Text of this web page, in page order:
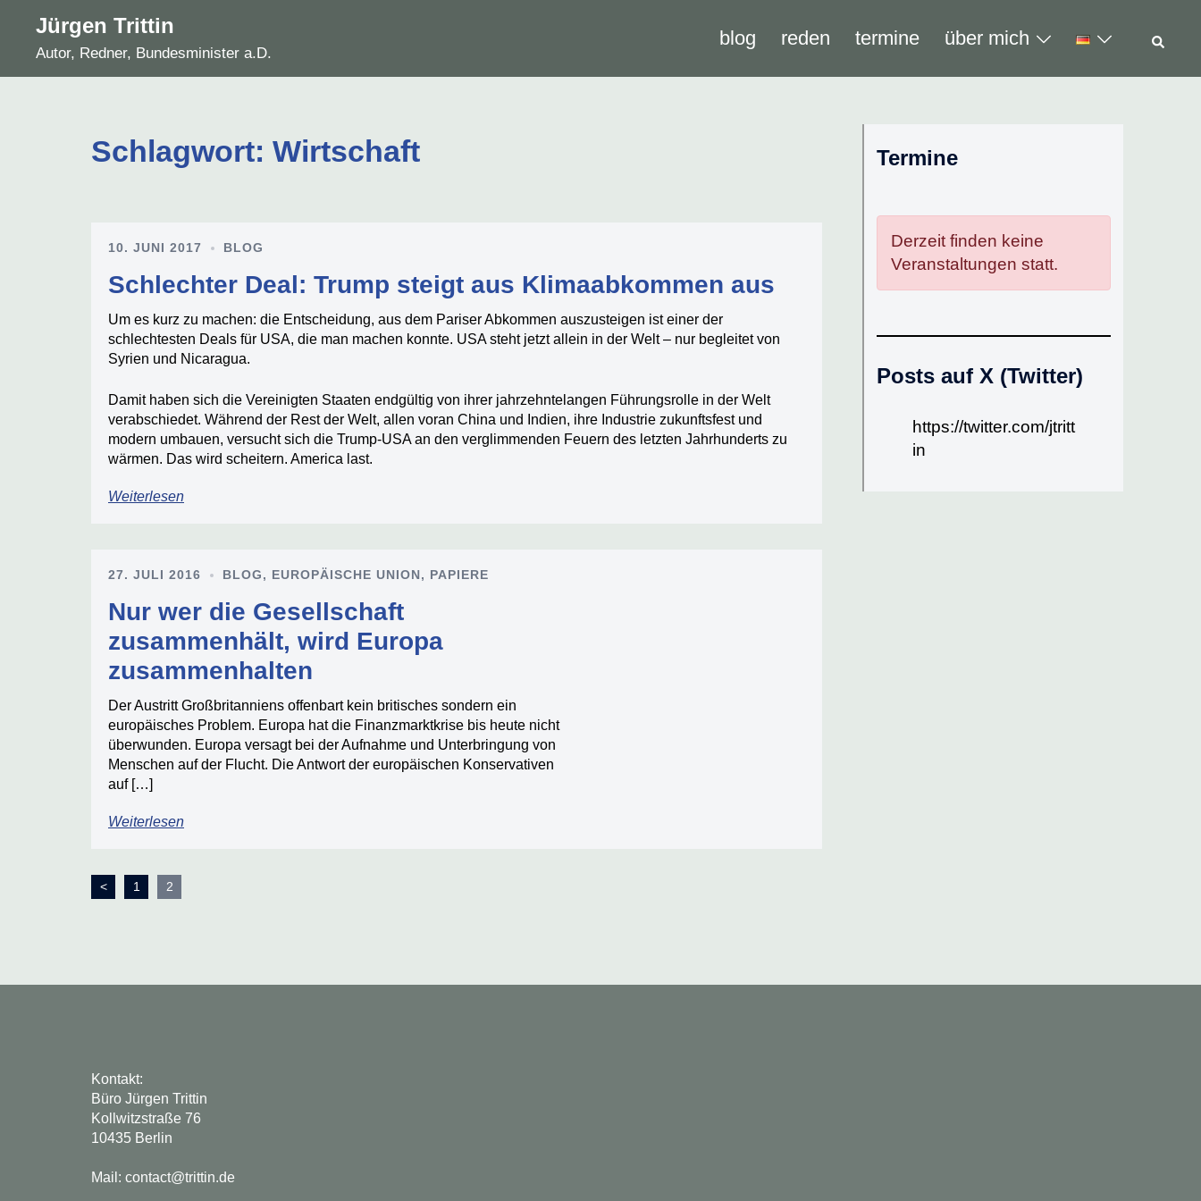
Inhalt
springen
Jürgen Trittin
Autor, Redner, Bundesminister a.D.
blog reden termine über mich
Schlagwort: Wirtschaft
10. JUNI 2017 BLOG
Schlechter Deal: Trump steigt aus Klimaabkommen aus
Um es kurz zu machen: die Entscheidung, aus dem Pariser Abkommen auszusteigen ist einer der
schlechtesten Deals für USA, die man machen konnte. USA steht jetzt allein in der Welt – nur begleitet von
Syrien und Nicaragua.
Damit haben sich die Vereinigten Staaten endgültig von ihrer jahrzehntelangen Führungsrolle in der Welt
verabschiedet. Während der Rest der Welt, allen voran China und Indien, ihre Industrie zukunftsfest und
modern umbauen, versucht sich die Trump-USA an den verglimmenden Feuern des letzten Jahrhunderts zu
wärmen. Das wird scheitern. America last.
Weiterlesen
27. JULI 2016 BLOG, EUROPÄISCHE UNION, PAPIERE
Nur wer die Gesellschaft
zusammenhält, wird Europa
zusammenhalten
Der Austritt Großbritanniens offenbart kein britisches sondern ein
europäisches Problem. Europa hat die Finanzmarktkrise bis heute nicht
überwunden. Europa versagt bei der Aufnahme und Unterbringung von
Menschen auf der Flucht. Die Antwort der europäischen Konservativen
auf […]
Weiterlesen
Seitennummerierung
< 1 2
Termine
Derzeit finden keine
Veranstaltungen statt.
Posts auf X (Twitter)
https://twitter.com/jtritt
in
Kontakt:
Büro Jürgen Trittin
Kollwitzstraße 76
10435 Berlin
Mail: contact@trittin.de